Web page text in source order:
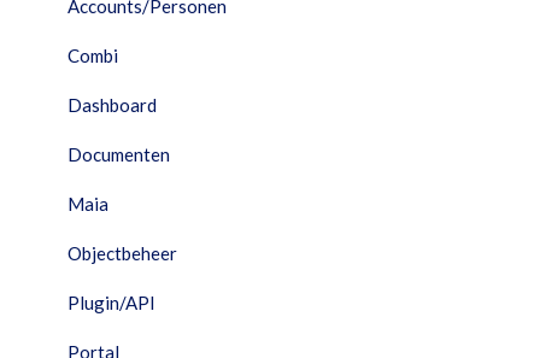
Documenten
Facturatie
Financieel
HRM
Interfaces
Maia
Performance Dashboard
Planning
Accounts/Personen
Combi
Dashboard
Documenten
Maia
Objectbeheer
Plugin/API
Portal